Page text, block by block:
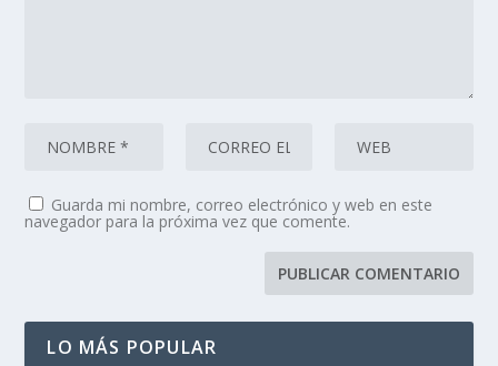
Guarda mi nombre, correo electrónico y web en este
navegador para la próxima vez que comente.
LO MÁS POPULAR